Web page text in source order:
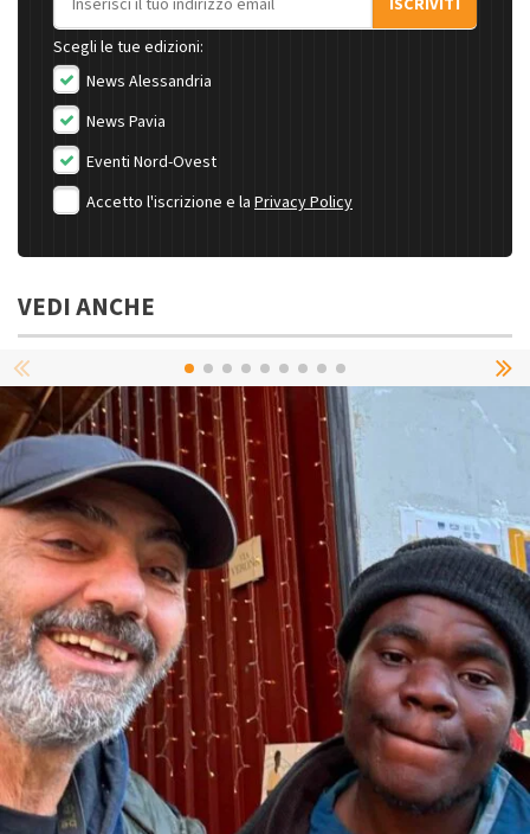
ISCRIVITI
Scegli le tue edizioni:
News Alessandria
News Pavia
Eventi Nord-Ovest
Accetto l'iscrizione e la Privacy Policy
VEDI ANCHE